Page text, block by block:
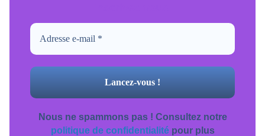
Nous ne spammons pas ! Consultez notre
politique de confidentialitépour plus